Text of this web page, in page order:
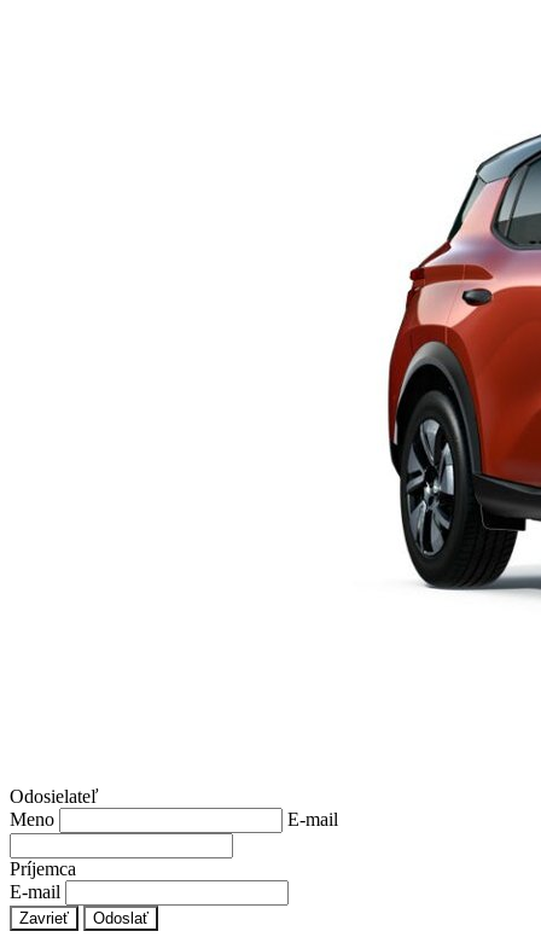
Odosielateľ
Meno
E-mail
Príjemca
E-mail
Zavrieť Odoslať